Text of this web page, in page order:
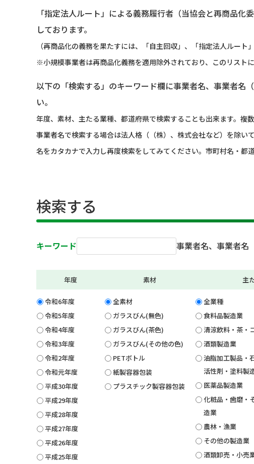
「指定法人ルート」による義務履行者（当協会と再商品
しております。
（再商品化の義務を果たすには、「自主回収」、「指定法人ルート
※小規模事業者は再商品化義務を適用除外されており、このリストに
以下の「検索する」のキーワード欄に事業者名、事業者名
い。
年度、素材、主たる業種、都道府県で検索することも出来ます。複
事業者名で検索する場合は法人格（（株）、株式会社など）を除
名をカタカナで入力し再度検索をしてみてください。市町村名・都
検索する
キーワード 事業者名、事業者名
年度
令和6年度
令和5年度
令和4年度
令和3年度
令和2年度
令和元年度
平成30年度
平成29年度
平成28年度
平成27年度
平成26年度
平成25年度
素材
全素材
ガラスびん(無色)
ガラスびん(茶色)
ガラスびん(その他の色)
PETボトル
紙製容器包装
プラスチック製容器包装
主
全業種
食料品製造業
清涼飲料・茶・
酒類製造業
油脂加工製品・
活性剤・塗料製
医薬品製造業
化粧品・歯磨・
造業
農林・漁業
その他の製造業
酒類卸売・小売